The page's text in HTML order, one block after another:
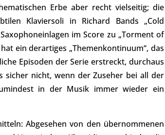
Erbe aber recht vielseitig; die
Klaviersoli in Richard Bands „Cold
im Score zu „Torment of
ein derartiges „Themenkontinuum“, das
Episoden der Serie erstreckt, durchaus
sicher nicht, wenn der Zuseher bei all der
in der Musik immer wieder ein
Abgesehen von den übernommenen